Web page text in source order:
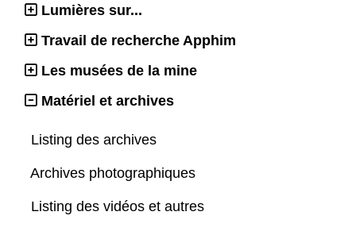
Lumières sur...
Travail de recherche Apphim
Les musées de la mine
Matériel et archives
Listing des archives
Archives photographiques
Listing des vidéos et autres